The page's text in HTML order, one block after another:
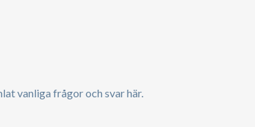
vanliga frågor och svar här.